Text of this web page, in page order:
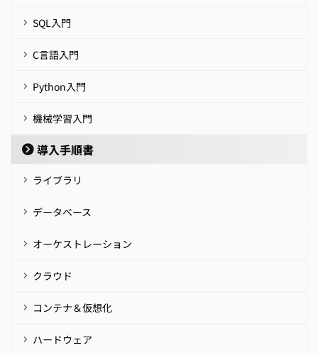
SQL入門
C言語入門
Python入門
機械学習入門
導入手順書
ライブラリ
データベース
オーケストレーション
クラウド
コンテナ＆仮想化
ハードウェア